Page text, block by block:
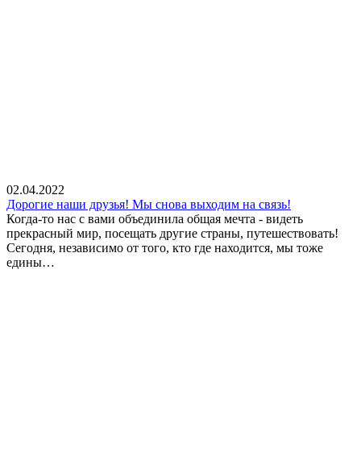
02.04.2022
Дорогие наши друзья! Мы снова выходим на связь!
Когда-то нас с вами объединила общая мечта - видеть
прекрасный мир, посещать другие страны, путешествовать!
Сегодня, независимо от того, кто где находится, мы тоже
едины…